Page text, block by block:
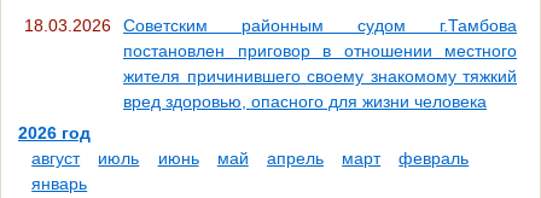
18.03.2026
Советским районным судом г.Тамбова
постановлен приговор в отношении местного
жителя причинившего своему знакомому тяжкий
вред здоровью, опасного для жизни человека
2026 год
август
июль июнь май апрель март
февраль
январь